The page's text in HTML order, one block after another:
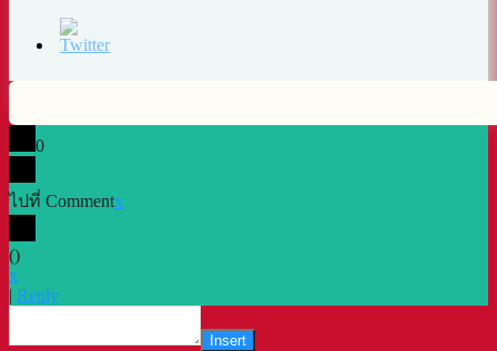
0
ไปที่ Commentx
()
x
| Reply
Insert